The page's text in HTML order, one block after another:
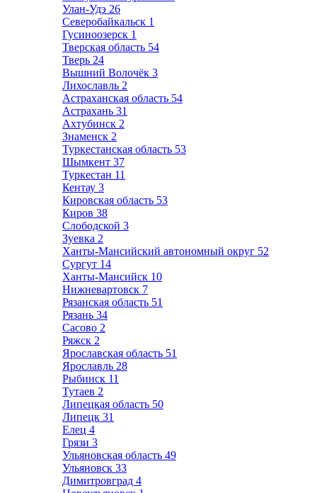
Улан-Удэ 26
Северобайкальск 1
Гусиноозерск 1
Тверская область 54
Тверь 24
Вышний Волочёк 3
Лихославль 2
Астраханская область 54
Астрахань 31
Ахтубинск 2
Знаменск 2
Туркестанская область 53
Шымкент 37
Туркестан 11
Кентау 3
Кировская область 53
Киров 38
Слободской 3
Зуевка 2
Ханты-Мансийский автономный округ 52
Сургут 14
Ханты-Мансийск 10
Нижневартовск 7
Рязанская область 51
Рязань 34
Сасово 2
Ряжск 2
Ярославская область 51
Ярославль 28
Рыбинск 11
Тутаев 2
Липецкая область 50
Липецк 31
Елец 4
Грязи 3
Ульяновская область 49
Ульяновск 33
Димитровград 4